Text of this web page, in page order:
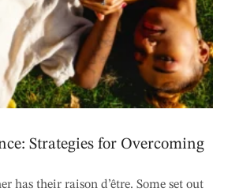
Strategies for Overcoming
has their raison d’être. Some set out